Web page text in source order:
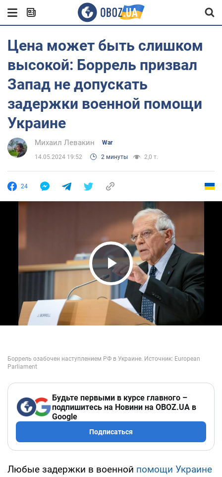
Цена может быть слишком
высокой: Боррель призвал
Запад не допускать
задержки военной помощи
Украине
Михаил Левакин War
14.05.2024 19:52 2 минуты 2,0 т.
24
Play Video
Будьте первыми в курсе главного –
подпишитесь на Новини на OBOZ.UA в
Google
Подписаться
Любые задержки в военной помощи Украине